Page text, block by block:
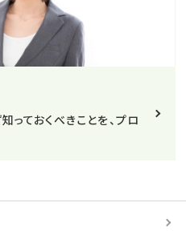
ておくべきことを、プロ